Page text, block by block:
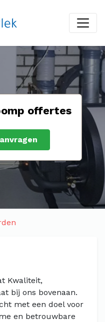
offertes
Kwaliteit,
bij ons bovenaan.
met een doel voor
en betrouwbare